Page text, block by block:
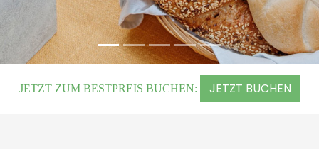
JETZT ZUM BESTPREIS BUCHEN: JETZT BUCHEN